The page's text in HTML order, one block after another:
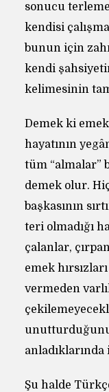
sonucu
kendisi
bunun için
kendi
kelimesinin
Demek ki
hayatının
tüm “almalar”
demek olur.
başkasının
teri olmadığı
çalanlar,
emek
vermeden
unutturduğunu
Şu halde